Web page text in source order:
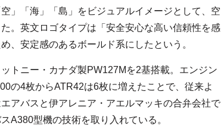
」「海」「島」をビジュアルイメージとして、空
。英文ロゴタイプは「安全安心な高い信頼性を感
、安定感のあるボールド系にしたという。
トニー・カナダ製PW127Mを2基搭載。エンジン
の4枚からATR42は6枚に増えたことで、従来よ
アバスと伊アレニア・アエルマッキの合弁会社で
A380型機の技術を取り入れている。